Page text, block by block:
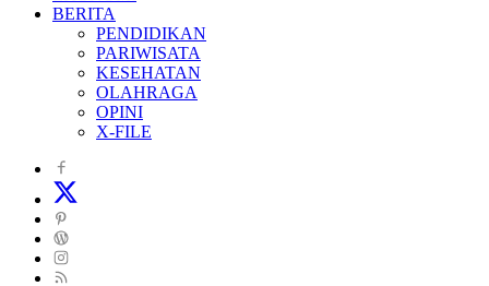
BERITA
PENDIDIKAN
PARIWISATA
KESEHATAN
OLAHRAGA
OPINI
X-FILE